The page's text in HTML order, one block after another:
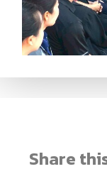
Share